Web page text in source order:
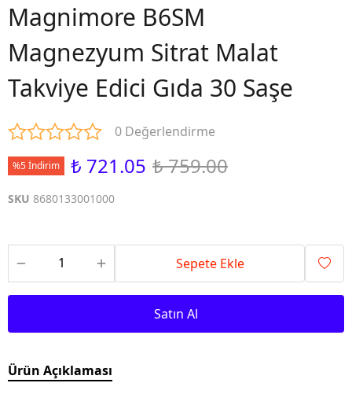
Magnimore B6SM
Magnezyum Sitrat Malat
Takviye Edici Gıda 30 Saşe
0 Değerlendirme
%5 İndirim ₺ 721.05 ₺ 759.00
SKU 8680133001000
Sepete Ekle
Satın Al
Ürün Açıklaması